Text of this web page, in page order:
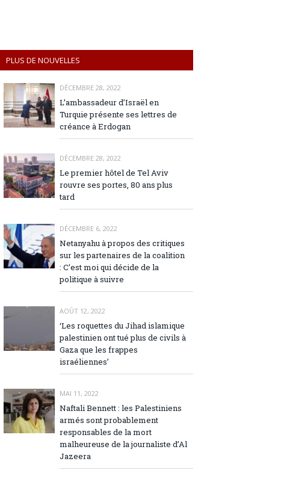
PLUS DE NOUVELLES
DÉCEMBRE 28, 2022
L’ambassadeur d’Israël en
Turquie présente ses lettres de
créance à Erdogan
DÉCEMBRE 28, 2022
Le premier hôtel de Tel Aviv
rouvre ses portes, 80 ans plus
tard
DÉCEMBRE 6, 2022
Netanyahu à propos des critiques
sur les partenaires de la coalition
: C’est moi qui décide de la
politique à suivre
AOÛT 12, 2022
‘Les roquettes du Jihad islamique
palestinien ont tué plus de civils à
Gaza que les frappes
israéliennes’
MAI 11, 2022
Naftali Bennett : les Palestiniens
armés sont probablement
responsables de la mort
malheureuse de la journaliste d’Al
Jazeera